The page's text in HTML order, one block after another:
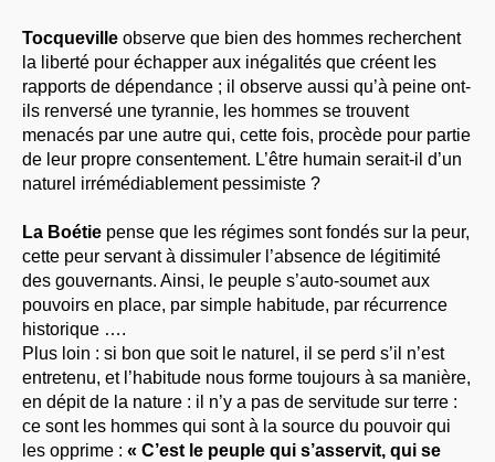
Tocqueville observe que bien des hommes recherchent
la liberté pour échapper aux inégalités que créent les
rapports de dépendance ; il observe aussi qu’à peine ont-
ils renversé une tyrannie, les hommes se trouvent
menacés par une autre qui, cette fois, procède pour partie
de leur propre consentement. L’être humain serait-il d’un
naturel irrémédiablement pessimiste ?
La Boétie pense que les régimes sont fondés sur la peur,
cette peur servant à dissimuler l’absence de légitimité
des gouvernants. Ainsi, le peuple s’auto-soumet aux
pouvoirs en place, par simple habitude, par récurrence
historique ….
Plus loin : si bon que soit le naturel, il se perd s’il n’est
entretenu, et l’habitude nous forme toujours à sa manière,
en dépit de la nature : il n’y a pas de servitude sur terre :
ce sont les hommes qui sont à la source du pouvoir qui
les opprime : « C’est le peuple qui s’asservit, qui se